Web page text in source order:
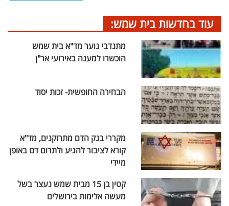
עוד בחדשות בית שמש:
מתנדבי נוער מד"א בית שמש
הוכשרו למענה באירועי אר"ן
הבחירה החופשית- זכות יסוד
מקררי בנק הדם מתרוקנים, מד"א
קורא לציבור להגיע ולתרום דם באופן
מיידי
קטין בן 15 מבית שמש נעצר בשל
מעשה אלימות בירושלים